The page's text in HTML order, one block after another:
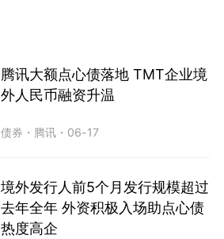
腾讯大额点心债落地 TMT企业境
外人民币融资升温
债券 ・ 腾讯 ・ 06-17
境外发行人前5个月发行规模超过
去年全年 外资积极入场助点心债
热度高企